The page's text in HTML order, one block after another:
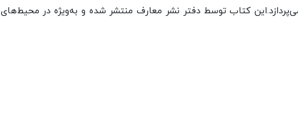
کتاب توسط دفتر نشر معارف منتشر شده و به‌ویژه در محیط‌های